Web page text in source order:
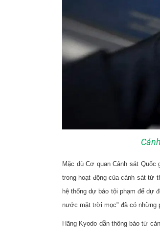
Mặc dù Cơ quan Cảnh sát Quốc
trong hoạt động của cảnh sát từ
hệ thống dự báo tội phạm để dự
nước mặt trời mọc" đã có những
Hãng Kyodo dẫn thông báo từ